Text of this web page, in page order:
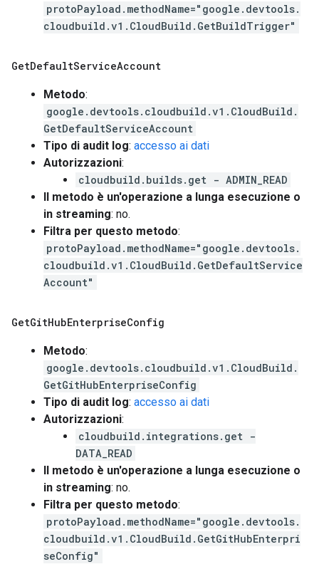
protoPayload.methodName="google.devtools.
cloudbuild.v1.CloudBuild.GetBuildTrigger"
GetDefaultServiceAccount
Metodo:
google.devtools.cloudbuild.v1.CloudBuild.
GetDefaultServiceAccount
Tipo di audit log: accesso ai dati
Autorizzazioni:
cloudbuild.builds.get - ADMIN_READ
Il metodo è un'operazione a lunga esecuzione o
in streaming: no.
Filtra per questo metodo:
protoPayload.methodName="google.devtools.
cloudbuild.v1.CloudBuild.GetDefaultService
Account"
GetGitHubEnterpriseConfig
Metodo:
google.devtools.cloudbuild.v1.CloudBuild.
GetGitHubEnterpriseConfig
Tipo di audit log: accesso ai dati
Autorizzazioni:
cloudbuild.integrations.get -
DATA_READ
Il metodo è un'operazione a lunga esecuzione o
in streaming: no.
Filtra per questo metodo:
protoPayload.methodName="google.devtools.
cloudbuild.v1.CloudBuild.GetGitHubEnterpri
seConfig"